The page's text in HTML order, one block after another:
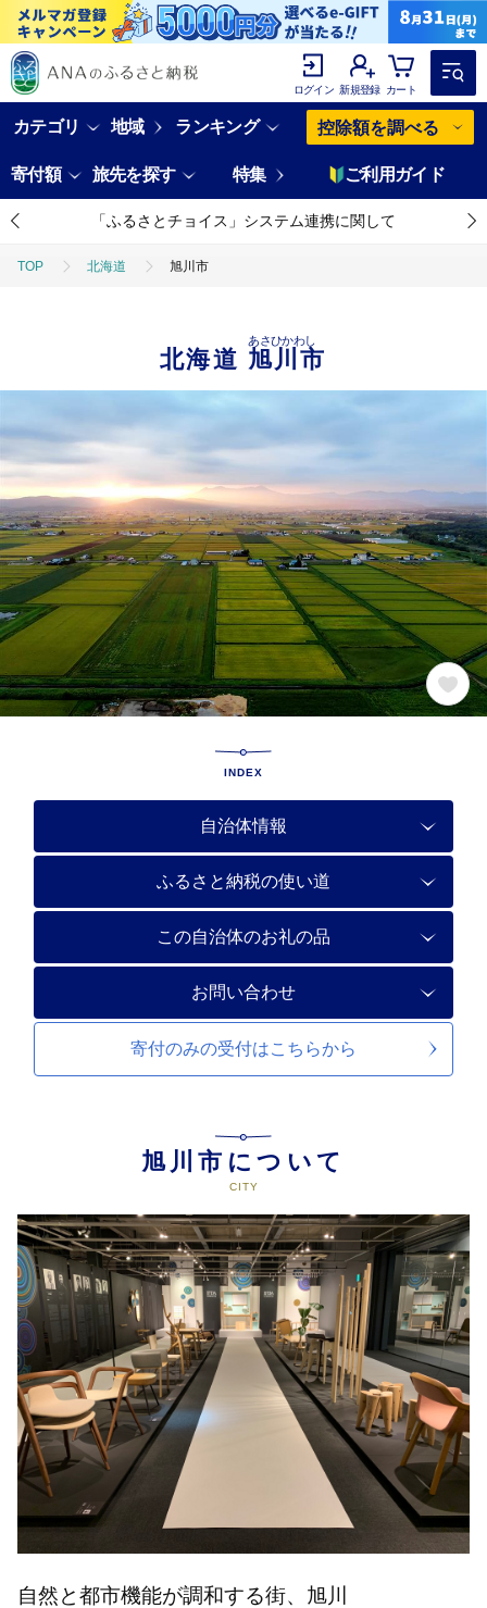
ログイン 新規登録 カート
カテゴリ 地域 ランキング 控除額を調べる
寄付額 旅先を探す 特集 ご利用ガイド
「ふるさとチョイス」システム連携に関して
TOP 北海道 旭川市
北海道 旭川市
あさひかわし
INDEX
自治体情報
ふるさと納税の使い道
この自治体のお礼の品
お問い合わせ
寄付のみの受付はこちらから
旭川市について
自然と都市機能が調和する街、旭川